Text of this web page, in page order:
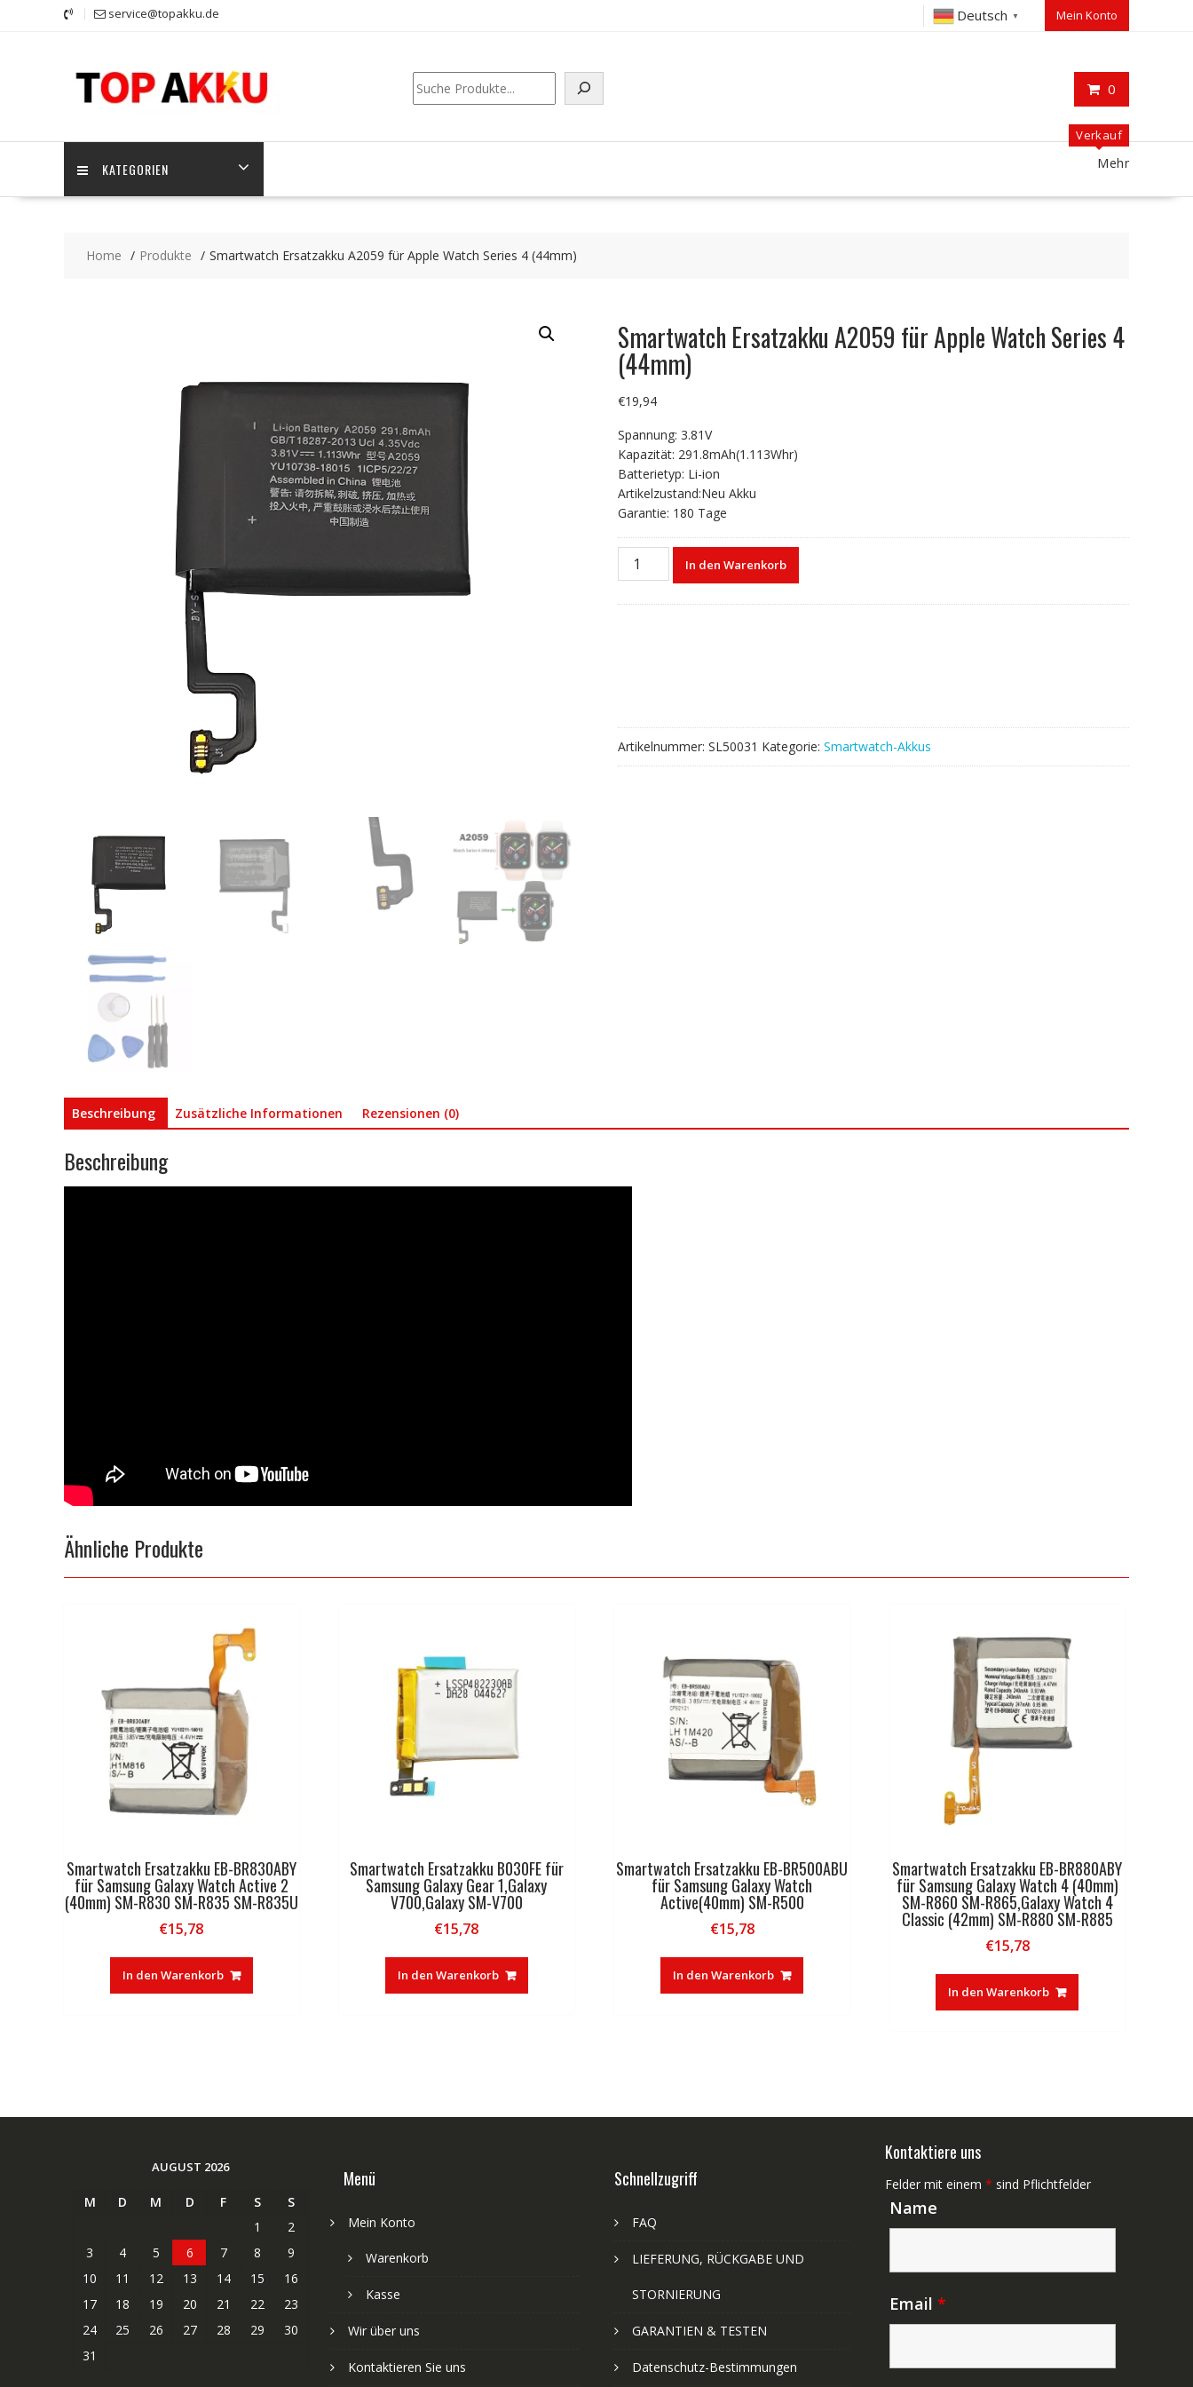
service@topakku.de Deutsch ▼ Mein Konto
0
Suchen
KATEGORIEN
Verkauf
Mehr
Home Produkte Smartwatch Ersatzakku A2059 für Apple Watch Series 4 (44mm)
Smartwatch Ersatzakku A2059 für Apple Watch Series 4
(44mm)
€19,94
Spannung: 3.81V
Kapazität: 291.8mAh(1.113Whr)
Batterietyp: Li-ion
Artikelzustand:Neu Akku
Garantie: 180 Tage
Smartwatch
Ersatzakku
Menge
In den Warenkorb
Artikelnummer: SL50031 Kategorie: Smartwatch-Akkus
Beschreibung Zusätzliche Informationen Rezensionen (0)
Beschreibung
Ähnliche Produkte
Smartwatch Ersatzakku EB-BR830ABY
für Samsung Galaxy Watch Active 2
(40mm) SM-R830 SM-R835 SM-R835U
€15,78
In den Warenkorb
Smartwatch Ersatzakku B030FE für
Samsung Galaxy Gear 1,Galaxy
V700,Galaxy SM-V700
€15,78
In den Warenkorb
Smartwatch Ersatzakku EB-BR500ABU
für Samsung Galaxy Watch
Active(40mm) SM-R500
€15,78
In den Warenkorb
Smartwatch Ersatzakku EB-BR880ABY
für Samsung Galaxy Watch 4 (40mm)
SM-R860 SM-R865,Galaxy Watch 4
Classic (42mm) SM-R880 SM-R885
€15,78
In den Warenkorb
AUGUST 2026
M D M D F S
S
1
2
3
4 5 6 7 8
9
10
11 12 13 14 15
16
17
18 19 20 21 22
23
24
25 26 27 28 29
30
31
Menü
Mein Konto
Warenkorb
Kasse
Wir über uns
Kontaktieren Sie uns
Schnellzugriff
FAQ
LIEFERUNG, RÜCKGABE UND
STORNIERUNG
GARANTIEN & TESTEN
Datenschutz-Bestimmungen
Kontaktiere uns
Felder mit einem * sind Pflichtfelder
Name
Email *